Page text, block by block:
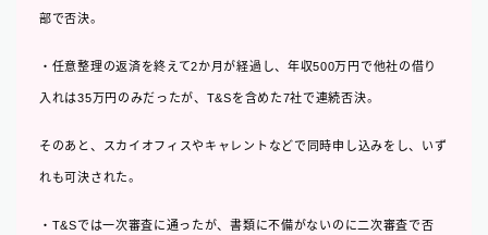
部で否決。
・任意整理の返済を終えて2か月が経過し、年収500万円で他社の借り
入れは35万円のみだったが、T&Sを含めた7社で連続否決。
そのあと、スカイオフィスやキャレントなどで同時申し込みをし、いず
れも可決された。
・T&Sでは一次審査に通ったが、書類に不備がないのに二次審査で否